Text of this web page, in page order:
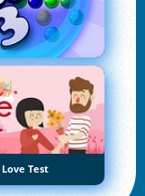
Love Test